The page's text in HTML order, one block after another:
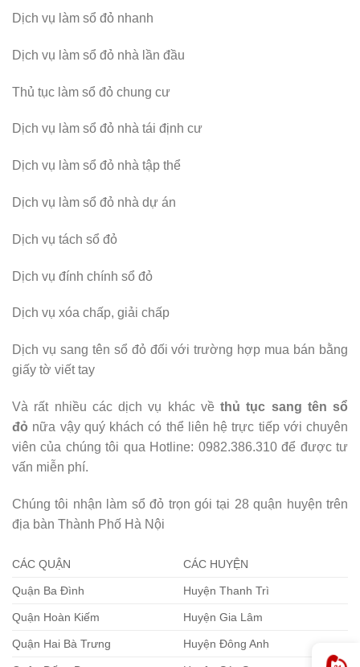
Dịch vụ làm sổ đỏ nhanh
Dịch vụ làm sổ đỏ nhà lần đầu
Thủ tục làm sổ đỏ chung cư
Dịch vụ làm sổ đỏ nhà tái định cư
Dịch vụ làm sổ đỏ nhà tập thể
Dịch vụ làm sổ đỏ nhà dự án
Dịch vụ tách sổ đỏ
Dịch vụ đính chính sổ đỏ
Dịch vụ xóa chấp, giải chấp
Dịch vụ sang tên sổ đỏ đối với trường hợp mua bán bằng
giấy tờ viết tay
Và rất nhiều các dịch vụ khác về thủ tục sang tên sổ
đỏ nữa vậy quý khách có thể liên hệ trực tiếp với chuyên
viên của chúng tôi qua Hotline: 0982.386.310 để được tư
vấn miễn phí.
Chúng tôi nhận làm sổ đỏ trọn gói tại 28 quận huyện trên
địa bàn Thành Phố Hà Nội
CÁC QUẬN CÁC HUYỆN
Quận Ba Đình Huyện Thanh Trì
Quận Hoàn Kiếm Huyện Gia Lâm
Quận Hai Bà Trưng Huyện Đông Anh